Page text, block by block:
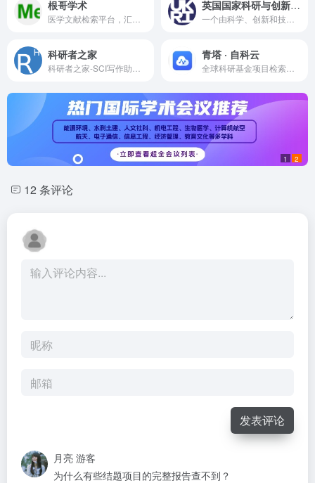
根哥学术 英国国家科研与创新署UKRI
科研者之家 青塔 · 自科云
1 2
12 条评论
发表评论
月亮 游客
为什么有些结题项目的完整报告查不到？